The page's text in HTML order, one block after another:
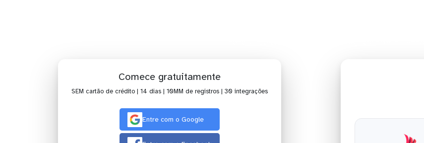
Comece gratuitamente
SEM cartão de crédito | 14 dias | 10MM de registros | 30 integrações
Entre com o Google